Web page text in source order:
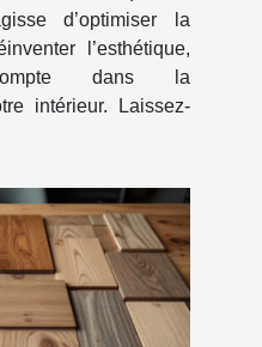
d’optimiser la
l’esthétique,
dans la
intérieur. Laissez-